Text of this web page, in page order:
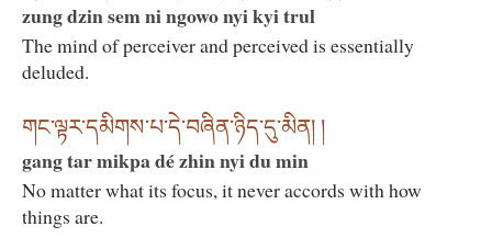
zung dzin sem ni ngowo nyi kyi trul
The mind of perceiver and perceived is essentially
deluded.
གང་ལྟར་དམིགས་པ་དེ་བཞིན་ཉིད་དུ་མིན། །
gang tar mikpa dé zhin nyi du min
No matter what its focus, it never accords with how
things are.